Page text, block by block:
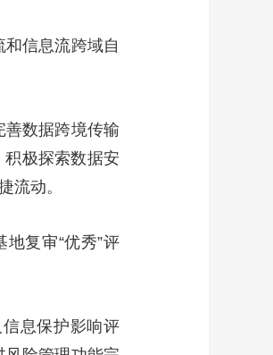
网展 央央好物
信息流跨域自
数据跨境传输
极探索数据安
流动。
复审“优秀”评
息保护影响评